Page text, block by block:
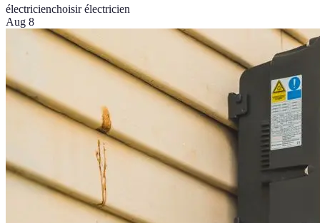
électricienchoisir électricien
Aug 8